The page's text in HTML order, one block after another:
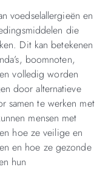
voedselallergieën en
die
Dit kan betekenen
boomnoten,
volledig worden
door alternatieve
samen te werken met
mensen met
hoe ze veilige en
en hoe ze gezonde
hun